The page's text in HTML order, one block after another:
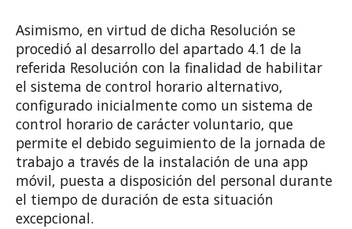
Asimismo, en virtud de dicha Resolución se
procedió al desarrollo del apartado 4.1 de la
referida Resolución con la finalidad de habilitar
el sistema de control horario alternativo,
configurado inicialmente como un sistema de
control horario de carácter voluntario, que
permite el debido seguimiento de la jornada de
trabajo a través de la instalación de una app
móvil, puesta a disposición del personal durante
el tiempo de duración de esta situación
excepcional.